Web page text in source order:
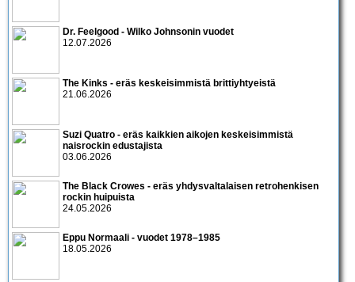
Dr. Feelgood - Wilko Johnsonin vuodet
12.07.2026
The Kinks - eräs keskeisimmistä brittiyhtyeistä
21.06.2026
Suzi Quatro - eräs kaikkien aikojen keskeisimmistä
naisrockin edustajista
03.06.2026
The Black Crowes - eräs yhdysvaltalaisen retrohenkisen
rockin huipuista
24.05.2026
Eppu Normaali - vuodet 1978–1985
18.05.2026